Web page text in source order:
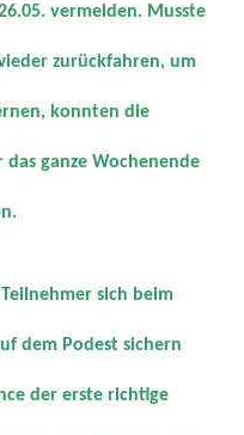
vermelden. Musste
zurückfahren, um
konnten die
ganze Wochenende
sich beim
dem Podest sichern
der erste richtige